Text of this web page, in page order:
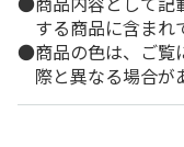
する商品に含まれ
商品の色は、ご覧
際と異なる場合が